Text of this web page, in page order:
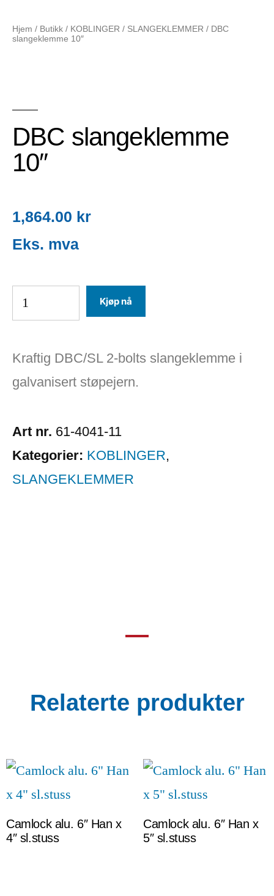
Hjem / Butikk / KOBLINGER / SLANGEKLEMMER / DBC
slangeklemme 10″
DBC slangeklemme
10″
1,864.00 kr
Kjøp nå
Kraftig DBC/SL 2-bolts slangeklemme i
galvanisert støpejern.
Art nr. 61-4041-11
Kategorier: KOBLINGER,
SLANGEKLEMMER
Relaterte produkter
Camlock alu. 6″ Han x
4″ sl.stuss
Camlock alu. 6″ Han x
5″ sl.stuss